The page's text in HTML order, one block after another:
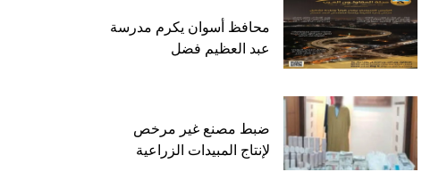
محافظ أسوان يكرم مدرسة
عبد العظيم فضل
ضبط مصنع غير مرخص
لإنتاج المبيدات الزراعية